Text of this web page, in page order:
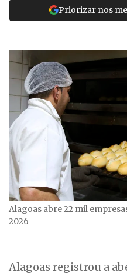
Priorizar nos
Alagoas abre 22 mil
2026
Alagoas registrou a